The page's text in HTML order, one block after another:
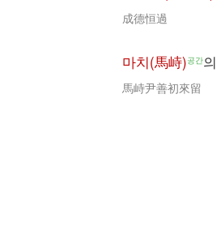
成德恒過
마치(馬峙)공간의
馬峙尹善初來留